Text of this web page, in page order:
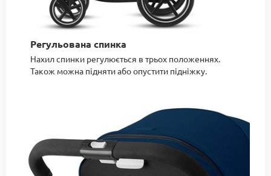
Регульована спинка
Нахил спинки регулюється в трьох положеннях.
Також можна підняти або опустити підніжку.